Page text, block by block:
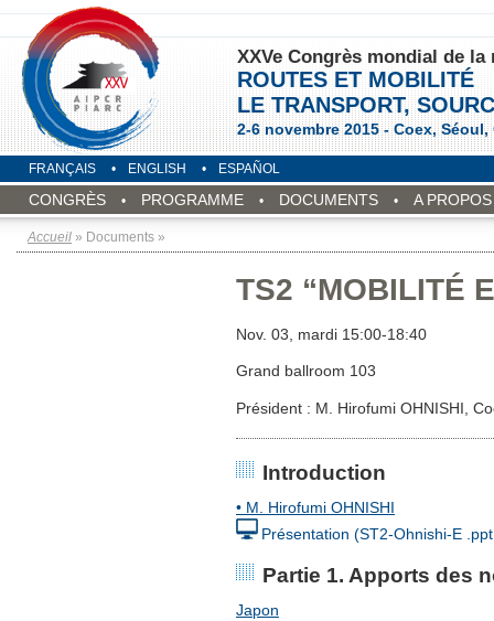
XXVe Congrès mondial de la
ROUTES ET MOBILITÉ
LE TRANSPORT,
2-6 novembre 2015 - Coex, Séoul,
FRANÇAIS ENGLISH ESPAÑOL
CONGRÈS PROGRAMME DOCUMENTS A
Accueil » Documents »
TS2 “MOBILITÉ
Nov. 03, mardi 15:00-18:40
Grand ballroom 103
Président : M. Hirofumi OHNISHI,
Introduction
• M. Hirofumi OHNISHI
Présentation (ST2-Ohnishi-E
Partie 1. Apports des
Japon